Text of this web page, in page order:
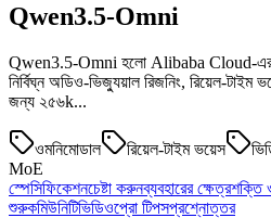
Qwen3.5-Omni
Qwen3.5-Omni হলো Alibaba Cloud-এর
নির্বিঘ্ন অডিও-ভিজ্যুয়াল রিজনিং, রিয়েল-টাইম
জন্য ২৫৬k...
ওমনিমোডাল রিয়েল-টাইম ভয়েস
MoE
স্পেসিফিকেশনচেষ্টা করুনব্যবহারের ক্ষেত্রশক্তি
শুরুকমিউনিটিভিডিওপ্রো টিপসপ্রশ্নোত্তর